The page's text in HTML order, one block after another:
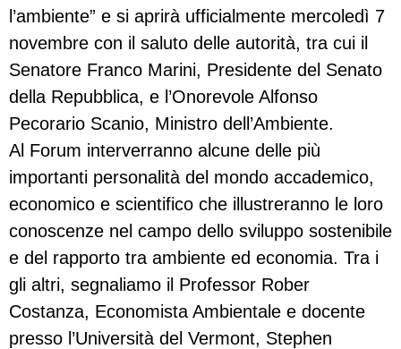
l’ambiente” e si aprirà ufficialmente mercoledì 7
novembre con il saluto delle autorità, tra cui il
Senatore Franco Marini, Presidente del Senato
della Repubblica, e l’Onorevole Alfonso
Pecorario Scanio, Ministro dell’Ambiente.
Al Forum interverranno alcune delle più
importanti personalità del mondo accademico,
economico e scientifico che illustreranno le loro
conoscenze nel campo dello sviluppo sostenibile
e del rapporto tra ambiente ed economia. Tra i
gli altri, segnaliamo il Professor Rober
Costanza, Economista Ambientale e docente
presso l’Università del Vermont, Stephen